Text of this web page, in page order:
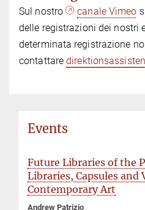
Sul nostro canale Vimeo
delle registrazioni dei nostri
determinata registrazione
contattare
Events
Future Libraries of the
Libraries, Capsules
Contemporary Art
Andrew Patrizio